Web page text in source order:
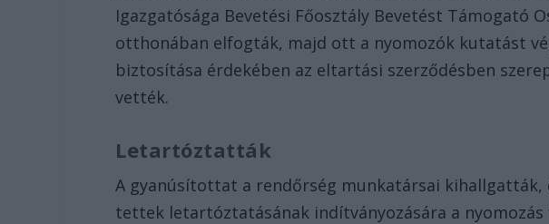
Igazgatósága Bevetési Főosztály Bevetést Támogató
otthonában elfogták, majd ott a nyomozók kutatást
biztosítása érdekében az eltartási szerződésben
vették.
Letartóztatták
A gyanúsítottat a rendőrség munkatársai
tettek letartóztatásának indítványozására a